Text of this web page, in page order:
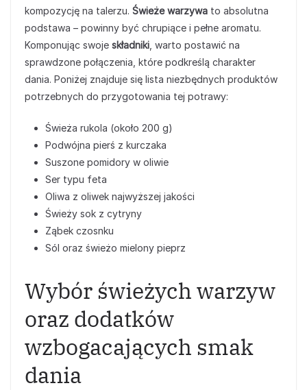
kompozycję na talerzu. Świeże warzywa to absolutna
podstawa – powinny być chrupiące i pełne aromatu.
Komponując swoje składniki , warto postawić na
sprawdzone połączenia, które podkreślą charakter
dania. Poniżej znajduje się lista niezbędnych produktów
potrzebnych do przygotowania tej potrawy:
Świeża rukola (około 200 g)
Podwójna pierś z kurczaka
Suszone pomidory w oliwie
Ser typu feta
Oliwa z oliwek najwyższej jakości
Świeży sok z cytryny
Ząbek czosnku
Sól oraz świeżo mielony pieprz
Wybór świeżych warzyw
oraz dodatków
wzbogacających smak
dania